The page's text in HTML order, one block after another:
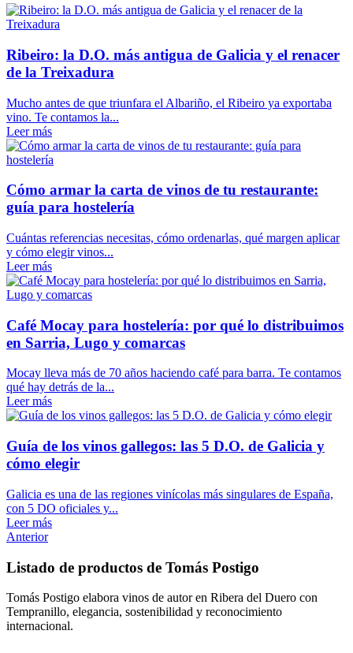
Ribeiro: la D.O. más antigua de Galicia y el renacer
de la Treixadura
Mucho antes de que triunfara el Albariño, el Ribeiro ya exportaba
vino. Te contamos la...
Leer más
Cómo armar la carta de vinos de tu restaurante:
guía para hostelería
Cuántas referencias necesitas, cómo ordenarlas, qué margen aplicar
y cómo elegir vinos...
Leer más
Café Mocay para hostelería: por qué lo distribuimos
en Sarria, Lugo y comarcas
Mocay lleva más de 70 años haciendo café para barra. Te contamos
qué hay detrás de la...
Leer más
Guía de los vinos gallegos: las 5 D.O. de Galicia y
cómo elegir
Galicia es una de las regiones vinícolas más singulares de España,
con 5 DO oficiales y...
Leer más
Anterior
Listado de productos de Tomás Postigo
Tomás Postigo elabora vinos de autor en Ribera del Duero con
Tempranillo, elegancia, sostenibilidad y reconocimiento
internacional.